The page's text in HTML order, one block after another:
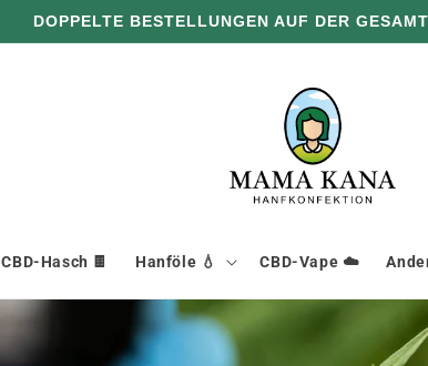
DOPPELTE BESTELLUNGEN AUF DER
CBD-Hasch 🍫 Hanföle 💧 CBD-Vape ☁️